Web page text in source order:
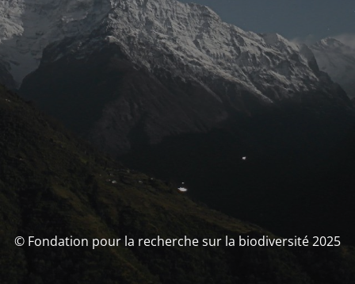
© Fondation pour la recherche sur la biodiversité 2025